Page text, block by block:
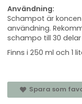
Användning:
Schampot är
användning.
schampo till 30
Finns i 250 ml och 1
Spara som